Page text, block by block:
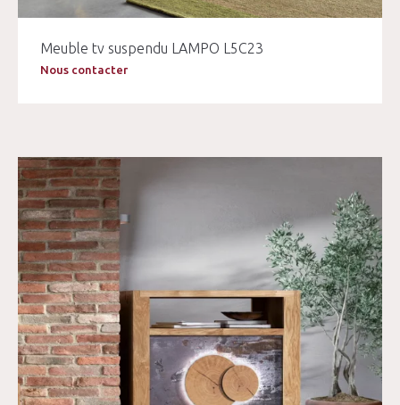
Meuble tv suspendu LAMPO L5C23
Nous contacter